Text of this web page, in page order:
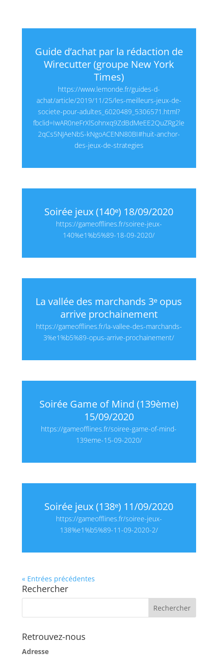
Guide d’achat par la rédaction de
Wirecutter (groupe New York
Times)
https://www.lemonde.fr/guides-d-
achat/article/2019/11/25/les-meilleurs-jeux-de-
societe-pour-adultes_6020489_5306571.html?
fbclid=IwAR0neFrXlSohnxq9ZdBdMeEE2QuZRg2le
2qCs5NJAeNbS-kNgoACENN80BI#huit-anchor-
des-jeux-de-strategies
Soirée jeux (140ᵉ) 18/09/2020
https://gameofflines.fr/soiree-jeux-
140%e1%b5%89-18-09-2020/
La vallée des marchands 3ᵉ opus
arrive prochainement
https://gameofflines.fr/la-vallee-des-marchands-
3%e1%b5%89-opus-arrive-prochainement/
Soirée Game of Mind (139ème)
15/09/2020
https://gameofflines.fr/soiree-game-of-mind-
139eme-15-09-2020/
Soirée jeux (138ᵉ) 11/09/2020
https://gameofflines.fr/soiree-jeux-
138%e1%b5%89-11-09-2020-2/
« Entrées précédentes
Rechercher
Retrouvez-nous
Adresse